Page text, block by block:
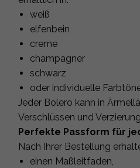
weiß
elfenbein
creme
champagner
schwarz
oder individuelle
Jeder Bolero kann in
Verschlüssen und
Perfekte Passform für
Nach Ihrer Bestellung
einen Maßleitfaden,